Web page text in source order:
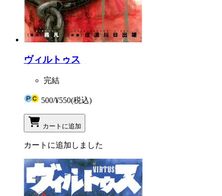
ヴィルトゥス
完結
500/¥550(税込)
カートに追加
カートに追加しました